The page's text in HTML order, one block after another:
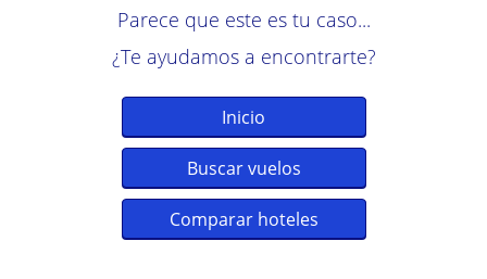
Parece que este es tu caso...
¿Te ayudamos a encontrarte?
Inicio
Buscar vuelos
Comparar hoteles